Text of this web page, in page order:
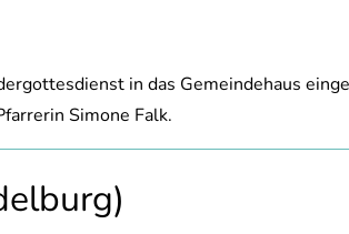
in das Gemeindehaus
Simone Falk.